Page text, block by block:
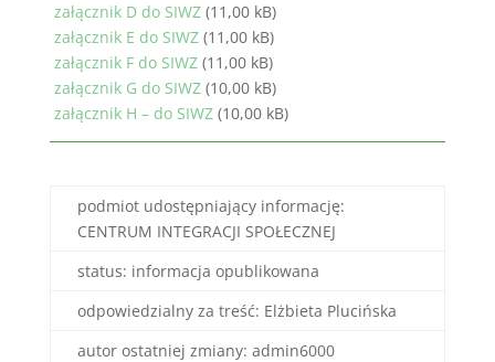
załącznik D do SIWZ(11,00 kB)
załącznik E do SIWZ(11,00 kB)
załącznik F do SIWZ(11,00 kB)
załącznik G do SIWZ(10,00 kB)
załącznik H – do SIWZ(10,00 kB)
podmiot udostępniający informację:
CENTRUM INTEGRACJI SPOŁECZNEJ
status: informacja opublikowana
odpowiedzialny za treść: Elżbieta Plucińska
autor ostatniej zmiany: admin6000